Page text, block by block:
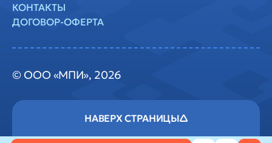
© ООО «МПИ», 2026
КОНТАКТЫ
ДОГОВОР-ОФЕРТА